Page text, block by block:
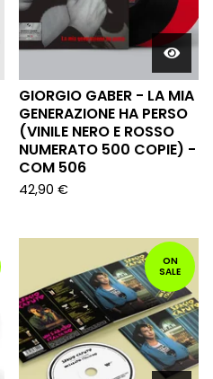
GIORGIO GABER - LA MIA
GENERAZIONE HA PERSO
(VINILE NERO E ROSSO
NUMERATO 500 COPIE) -
COM 506
42,90 €
ON
SALE